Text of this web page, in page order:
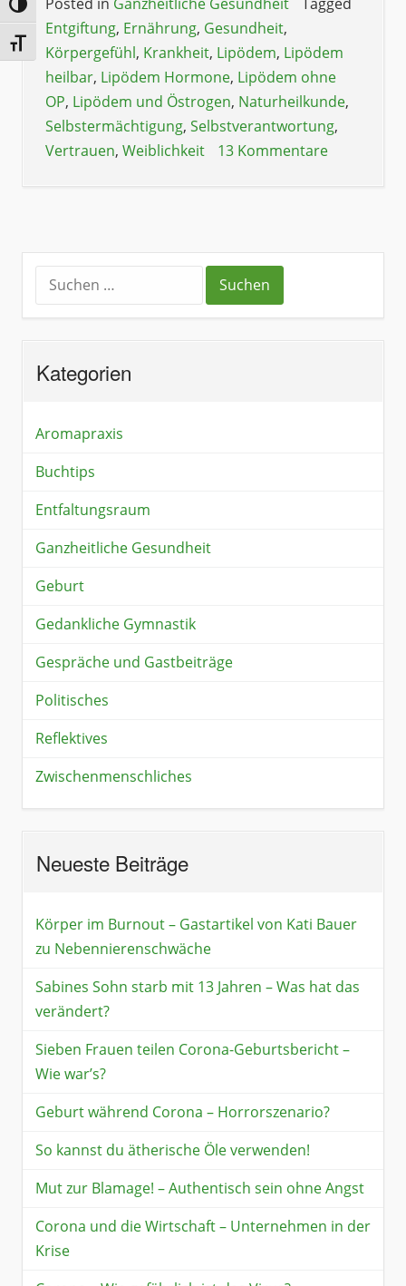
Umschalten auf hohe Kontraste
Schrift vergrößern
Entgiftung, Ernährung, Gesundheit,
Körpergefühl, Krankheit, Lipödem, Lipödem
heilbar, Lipödem Hormone, Lipödem ohne
OP, Lipödem und Östrogen, Naturheilkunde,
Selbstermächtigung, Selbstverantwortung,
Vertrauen, Weiblichkeit 13 Kommentare
Kategorien
Aromapraxis
Buchtips
Entfaltungsraum
Ganzheitliche Gesundheit
Geburt
Gedankliche Gymnastik
Gespräche und Gastbeiträge
Politisches
Reflektives
Zwischenmenschliches
Neueste Beiträge
Körper im Burnout – Gastartikel von Kati Bauer
zu Nebennierenschwäche
Sabines Sohn starb mit 13 Jahren – Was hat das
verändert?
Sieben Frauen teilen Corona-Geburtsbericht –
Wie war’s?
Geburt während Corona – Horrorszenario?
So kannst du ätherische Öle verwenden!
Mut zur Blamage! – Authentisch sein ohne Angst
Corona und die Wirtschaft – Unternehmen in der
Krise